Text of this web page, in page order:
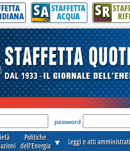
interamente la notizia.
SA STAFFETTA
ACQUA SR
Login per accedere'
password
Politiche
dell'Energia ▼ Leggi e atti